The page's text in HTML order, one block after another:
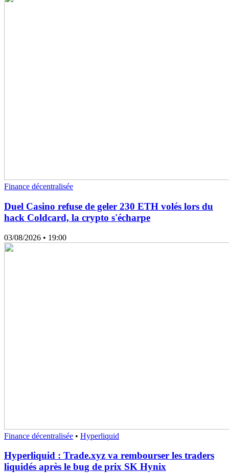
Finance décentralisée
Duel Casino refuse de geler 230 ETH volés lors du
hack Coldcard, la crypto s'écharpe
03/08/2026 • 19:00
Finance décentralisée • Hyperliquid
Hyperliquid : Trade.xyz va rembourser les traders
liquidés après le bug de prix SK Hynix